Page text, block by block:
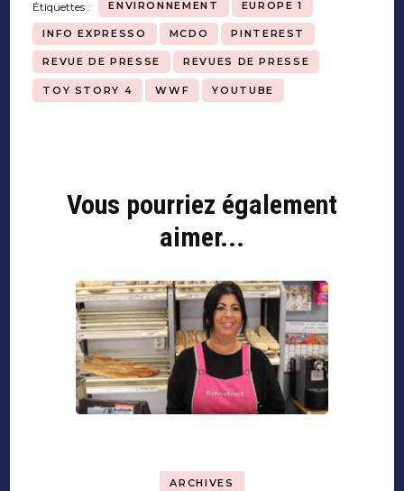
Étiquettes : ENVIRONNEMENT EUROPE 1
INFO EXPRESSO MCDO PINTEREST
REVUE DE PRESSE REVUES DE PRESSE
TOY STORY 4 WWF YOUTUBE
Navigation
Vous pourriez également
aimer...
ARCHIVES